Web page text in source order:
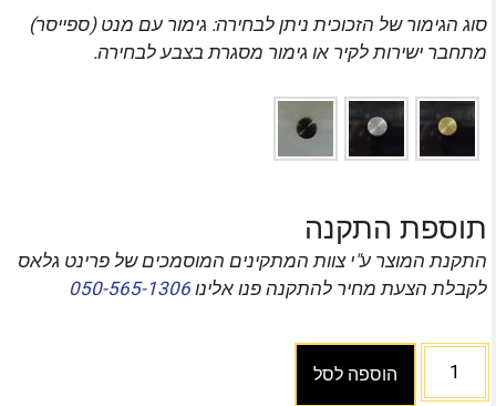
סוג הגימור של הזכוכית ניתן לבחירה: גימור עם מנט (ספייסר)
מתחבר ישירות לקיר או גימור מסגרת בצבע לבחירה.
תוספת התקנה
התקנת המוצר ע"י צוות המתקינים המוסמכים של פרינט גלאס
לקבלת הצעת מחיר להתקנה פנו אלינו050-565-1306
הוספה לסל